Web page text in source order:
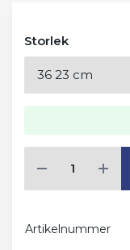
Storlek
Artikelnummer